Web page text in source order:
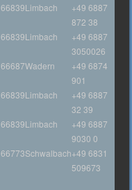
66839Limbach
+49 6887
872 38
66839Limbach
+49 6887
3050026
66687Wadern
+49 6874
901
66839Limbach
+49 6887
32 39
66839Limbach
+49 6887
9030 0
66773Schwalbach+49 6831
509673